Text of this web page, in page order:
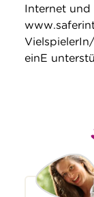
Internet und
einE